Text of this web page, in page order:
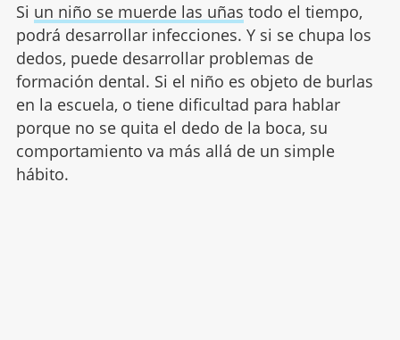
Si un niño se muerde las uñas todo el tiempo,
podrá desarrollar infecciones. Y si se chupa los
dedos, puede desarrollar problemas de
formación dental. Si el niño es objeto de burlas
en la escuela, o tiene dificultad para hablar
porque no se quita el dedo de la boca, su
comportamiento va más allá de un simple
hábito.